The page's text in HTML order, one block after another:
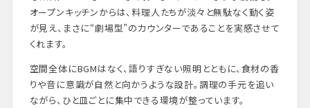
オープンキッチンからは、料理人たちが淡々と無駄なく動く姿
が見え、まさに“劇場型”のカウンターであることを実感させて
くれます。
空間全体にBGMはなく、語りすぎない照明とともに、食材の香
りや音に意識が自然と向かうような設計。調理の手元を追い
ながら、ひと皿ごとに集中できる環境が整っています。